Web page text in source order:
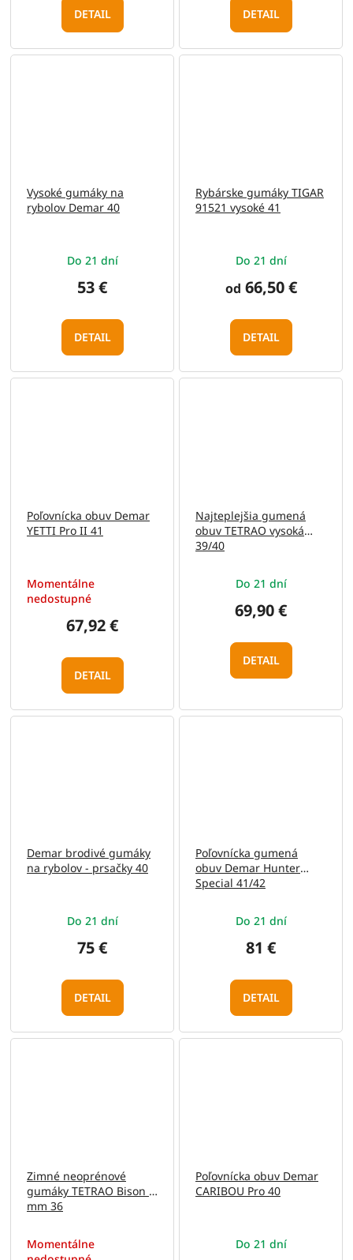
DETAIL DETAIL
Vysoké gumáky na
rybolov Demar 40
Do 21 dní
53 €
DETAIL
Rybárske gumáky TIGAR
91521 vysoké 41
Do 21 dní
od 66,50 €
DETAIL
Poľovnícka obuv Demar
YETTI Pro II 41
Momentálne
nedostupné
67,92 €
DETAIL
Najteplejšia gumená
obuv TETRAO vysoká
39/40
Do 21 dní
69,90 €
DETAIL
Demar brodivé gumáky
na rybolov - prsačky 40
Do 21 dní
75 €
DETAIL
Poľovnícka gumená
obuv Demar Hunter
Special 41/42
Do 21 dní
81 €
DETAIL
Zimné neoprénové
gumáky TETRAO Bison 6
mm 36
Momentálne
Poľovnícka obuv Demar
CARIBOU Pro 40
Do 21 dní